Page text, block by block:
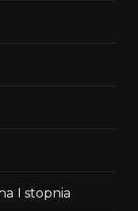
I stopnia